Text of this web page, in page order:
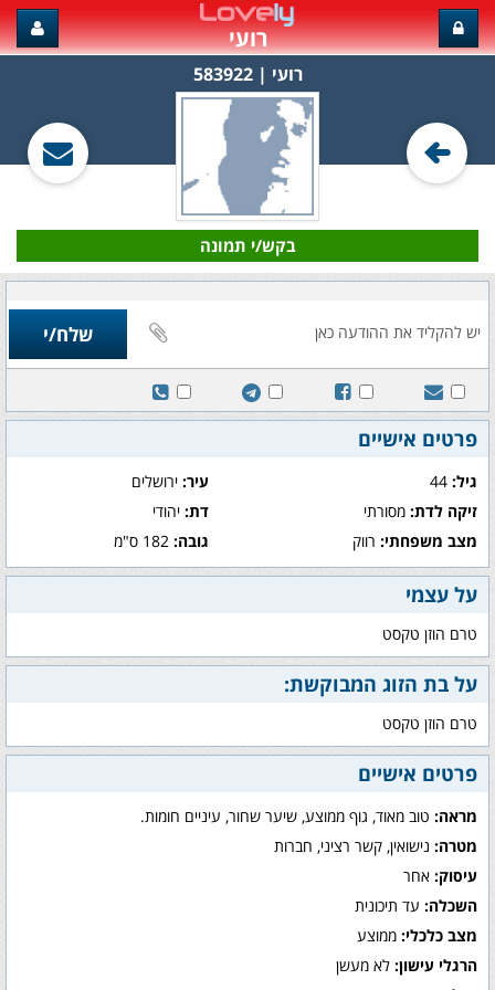
רועי
רועי‏ | 583922
בקש/י תמונה
פרטים אישיים
גיל: עיר:ירושלים
זיקה לדת: מסורתי דת:יהודי
מצב משפחתי: רווק גובה:182 ס"מ
על עצמי
טרם הוזן טקסט
על בת הזוג המבוקשת:
טרם הוזן טקסט
פרטים אישיים
מראה: טוב מאוד, גוף ממוצע, שיער שחור, עיניים חומות.
מטרה: נישואין, קשר רציני, חברות
עיסוק: אחר
השכלה: עד תיכונית
מצב כלכלי: ממוצע
הרגלי עישון: לא מעשן